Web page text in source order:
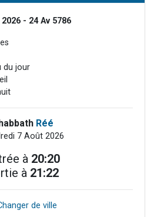
- 24 Av 5786
du jour
Réé
7 Août 2026
à 20:20
à 21:22
de ville